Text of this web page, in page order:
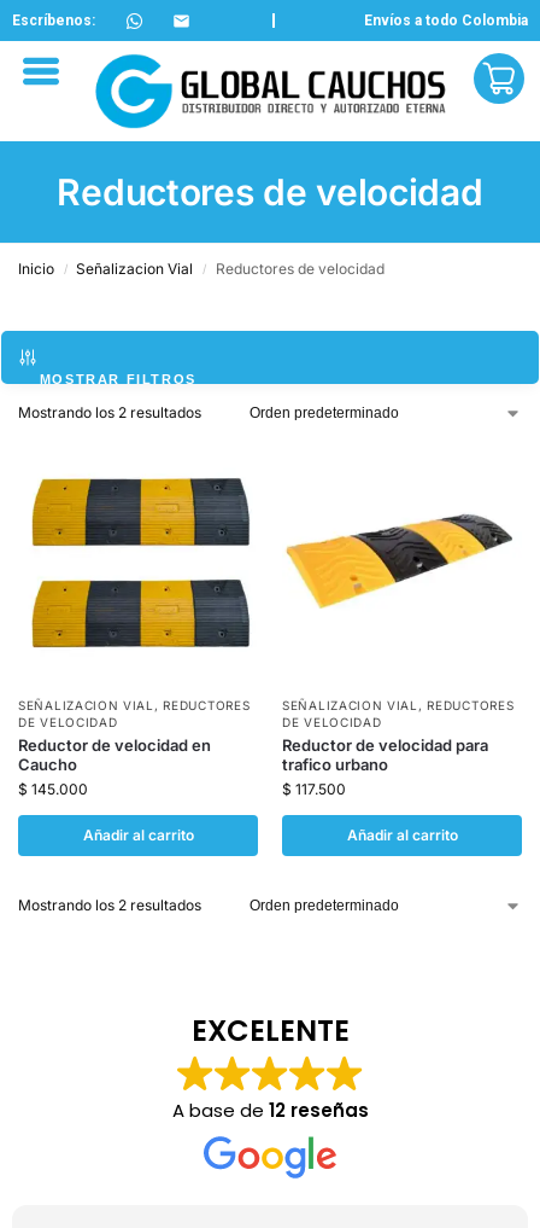
Escríbenos: Envíos a todo Colombia
Reductores de velocidad
Inicio / Señalizacion Vial / Reductores de velocidad
MOSTRAR FILTROS
Mostrando los 2 resultados
SEÑALIZACION VIAL ,REDUCTORES
DE VELOCIDAD
Reductor de velocidad en
Caucho
$ 145.000
Añadir al carrito
SEÑALIZACION VIAL ,REDUCTORES
DE VELOCIDAD
Reductor de velocidad para
trafico urbano
$ 117.500
Añadir al carrito
Mostrando los 2 resultados
EXCELENTE
A base de 12 reseñas